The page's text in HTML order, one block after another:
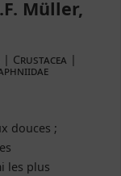
Müller,
Crustacea |
douces ;
les plus